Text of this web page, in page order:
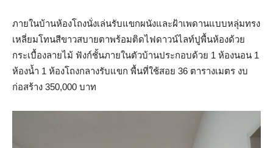
ภายในบ้านห้องโถงนั่งเล่นรับแขกผนังและฝ้าเพดานแบบหลุ่มทรง
เหลี่ยมโทนสีขาวสบายตาพร้อมติดไฟดาวน์ไลท์ปูพื้นห้องด้วย
กระเบื้องลายไม้ ฟังก์ชั้นภายในตัวบ้านประกอบด้วย 1 ห้องนอน 1
ห้องน้ำ 1 ห้องโถงกลางรับแขก พื้นที่ใช้สอย 36 ตารางเมตร งบ
ก่อสร้าง 350,000 บาท